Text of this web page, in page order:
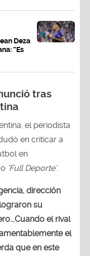
Deza
“Es
tras
el periodista
en criticar a
en
‘Full Deporte’.
dirección
su
el rival
el
que en este